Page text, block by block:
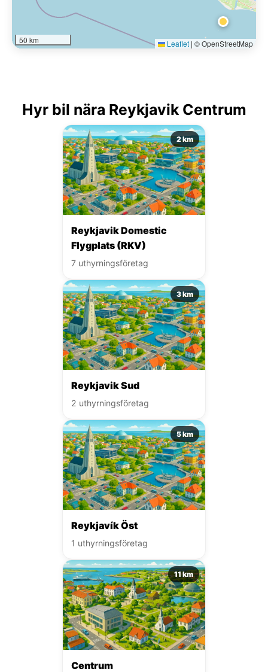
50 km Leaflet | © OpenStreetMap
Hyr bil nära Reykjavik Centrum
2 km
Reykjavik Domestic
Flygplats (RKV)
7 uthyrningsföretag
3 km
Reykjavik Sud
2 uthyrningsföretag
5 km
Reykjavík Öst
1 uthyrningsföretag
11 km
Centrum